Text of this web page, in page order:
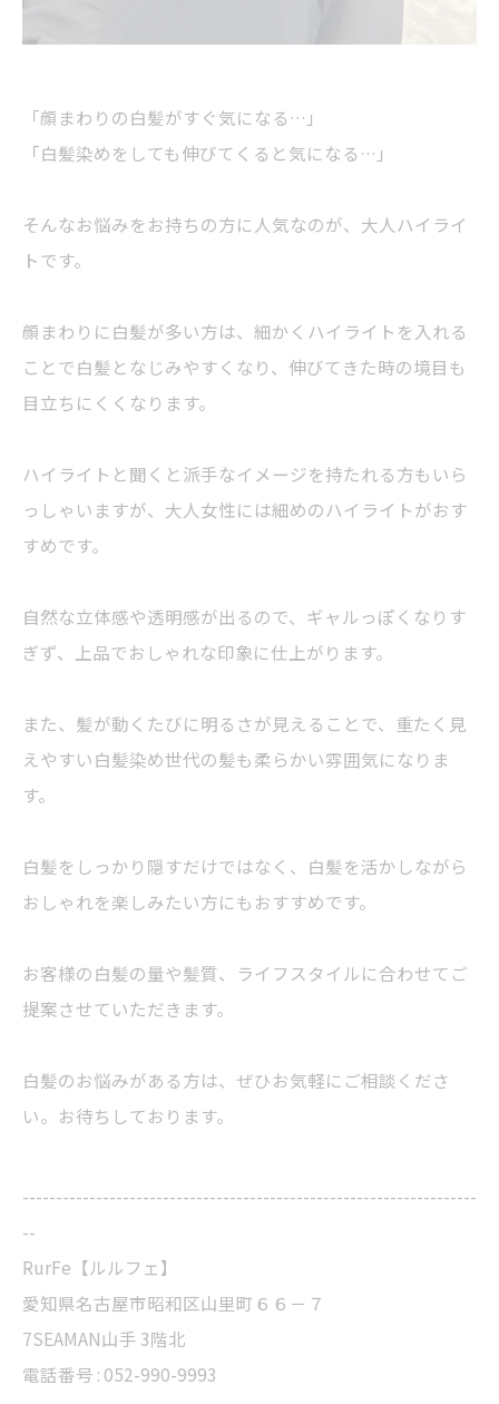
「顔まわりの白髪がすぐ気になる…」
「白髪染めをしても伸びてくると気になる…」
そんなお悩みをお持ちの方に人気なのが、大人ハイライ
トです。
顔まわりに白髪が多い方は、細かくハイライトを入れる
ことで白髪となじみやすくなり、伸びてきた時の境目も
目立ちにくくなります。
ハイライトと聞くと派手なイメージを持たれる方もいら
っしゃいますが、大人女性には細めのハイライトがおす
すめです。
自然な立体感や透明感が出るので、ギャルっぽくなりす
ぎず、上品でおしゃれな印象に仕上がります。
また、髪が動くたびに明るさが見えることで、重たく見
えやすい白髪染め世代の髪も柔らかい雰囲気になりま
す。
白髪をしっかり隠すだけではなく、白髪を活かしながら
おしゃれを楽しみたい方にもおすすめです。
お客様の白髪の量や髪質、ライフスタイルに合わせてご
提案させていただきます。
白髪のお悩みがある方は、ぜひお気軽にご相談くださ
い。お待ちしております。
--------------------------------------------------------------------
--
RurFe【ルルフェ】
愛知県名古屋市昭和区山里町６６－７
7SEAMAN山手 3階北
電話番号 : 052-990-9993